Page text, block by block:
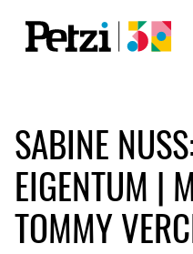
SABINE
EIGENTUM |
TOMMY